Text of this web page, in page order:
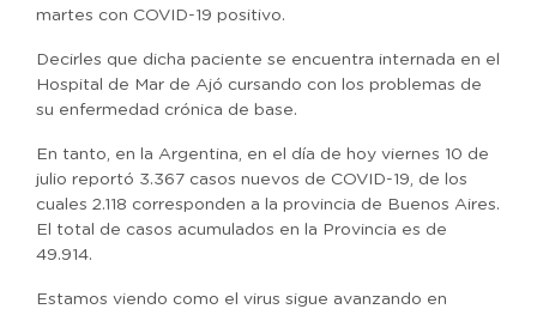
martes con COVID-19 positivo.
Decirles que dicha paciente se encuentra internada en el
Hospital de Mar de Ajó cursando con los problemas de
su enfermedad crónica de base.
En tanto, en la Argentina, en el día de hoy viernes 10 de
julio reportó 3.367 casos nuevos de COVID-19, de los
cuales 2.118 corresponden a la provincia de Buenos Aires.
El total de casos acumulados en la Provincia es de
49.914.
Estamos viendo como el virus sigue avanzando en